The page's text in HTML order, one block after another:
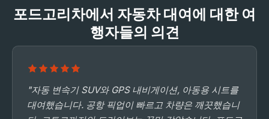
포드고리차에서 자동차 대여에 대한 여
행자들의 의견
"자동 변속기 SUV와 GPS 내비게이션, 아동용 시트를
대여했습니다. 공항 픽업이 빠르고 차량은 깨끗했습니